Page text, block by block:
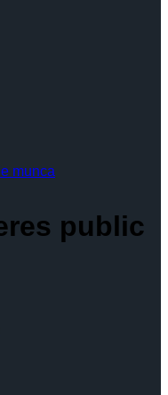
munca
public